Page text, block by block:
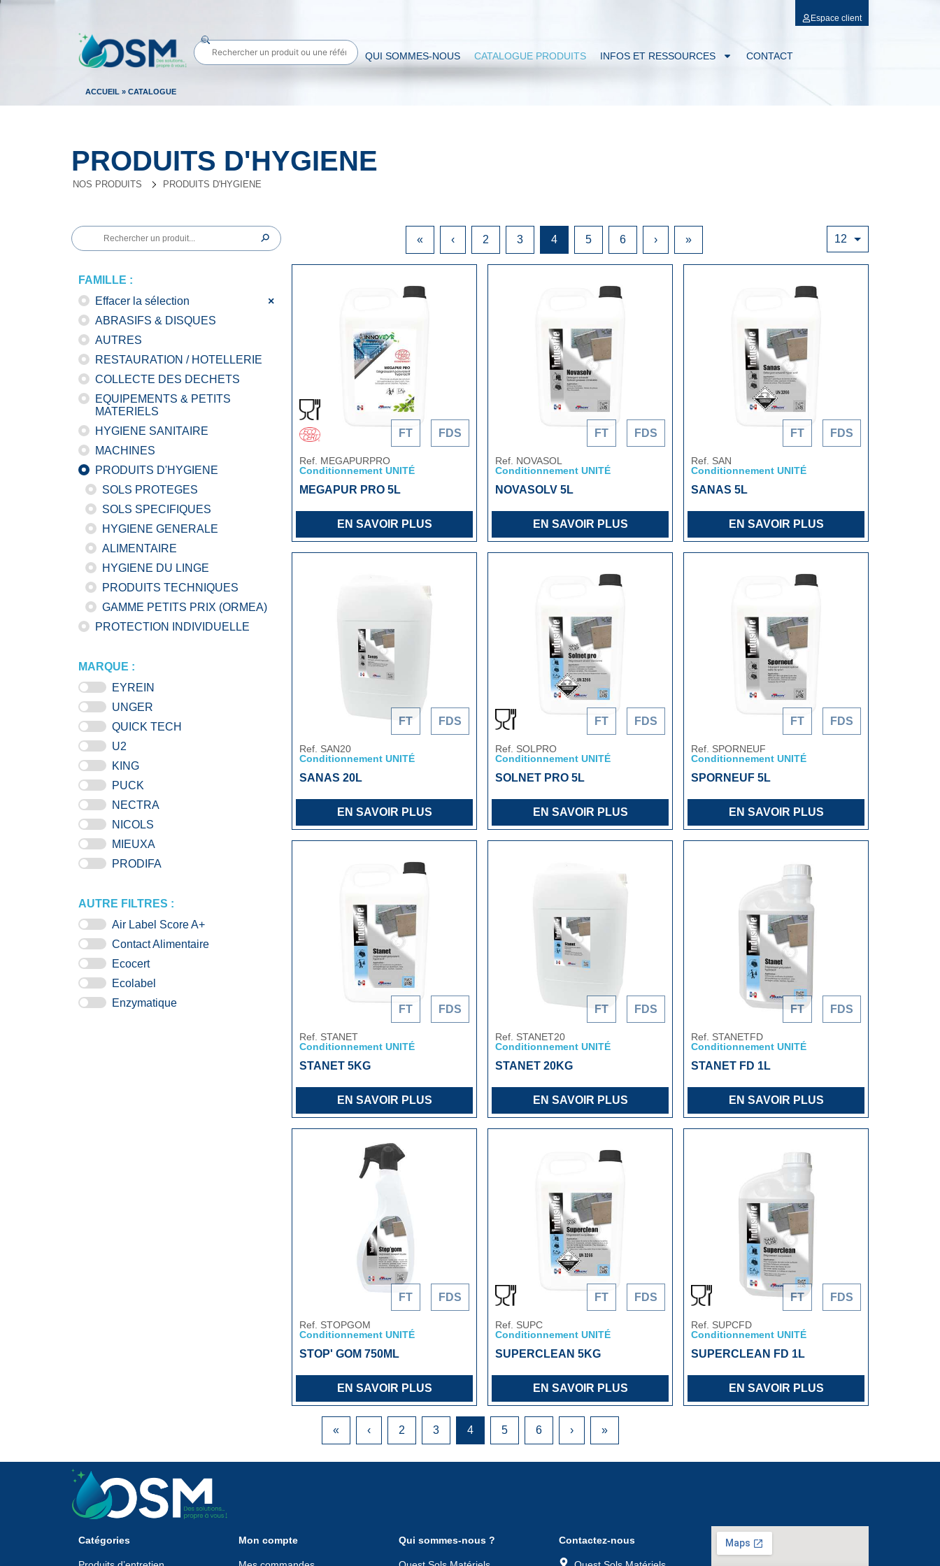
Espace client
QUI SOMMES-NOUS CATALOGUE PRODUITS INFOS ET RESSOURCES CONTACT
ACCUEIL » CATALOGUE
PRODUITS D'HYGIENE
NOS PRODUITS PRODUITS D'HYGIENE
⚲ « ‹ 2 3 4 5 6 › » 12
FAMILLE :
Effacer la sélection
×
ABRASIFS & DISQUES
AUTRES
RESTAURATION / HOTELLERIE
COLLECTE DES DECHETS
EQUIPEMENTS & PETITS
MATERIELS
HYGIENE SANITAIRE
MACHINES
PRODUITS D'HYGIENE
SOLS PROTEGES
SOLS SPECIFIQUES
HYGIENE GENERALE
ALIMENTAIRE
HYGIENE DU LINGE
PRODUITS TECHNIQUES
GAMME PETITS PRIX (ORMEA)
PROTECTION INDIVIDUELLE
MARQUE :
EYREIN
UNGER
QUICK TECH
U2
KING
PUCK
NECTRA
NICOLS
MIEUXA
PRODIFA
AUTRE FILTRES :
Air Label Score A+
Contact Alimentaire
Ecocert
Ecolabel
Enzymatique
FT FDS
Ref. MEGAPURPRO
Conditionnement UNITÉ
MEGAPUR PRO 5L
EN SAVOIR PLUS
FT FDS
Ref. NOVASOL
Conditionnement UNITÉ
NOVASOLV 5L
EN SAVOIR PLUS
FT FDS
Ref. SAN
Conditionnement UNITÉ
SANAS 5L
EN SAVOIR PLUS
FT FDS
Ref. SAN20
Conditionnement UNITÉ
SANAS 20L
EN SAVOIR PLUS
FT FDS
Ref. SOLPRO
Conditionnement UNITÉ
SOLNET PRO 5L
EN SAVOIR PLUS
FT FDS
Ref. SPORNEUF
Conditionnement UNITÉ
SPORNEUF 5L
EN SAVOIR PLUS
FT FDS
Ref. STANET
Conditionnement UNITÉ
STANET 5KG
EN SAVOIR PLUS
FT FDS
Ref. STANET20
Conditionnement UNITÉ
STANET 20KG
EN SAVOIR PLUS
FT FDS
Ref. STANETFD
Conditionnement UNITÉ
STANET FD 1L
EN SAVOIR PLUS
FT FDS
Ref. STOPGOM
Conditionnement UNITÉ
STOP' GOM 750ML
EN SAVOIR PLUS
FT FDS
Ref. SUPC
Conditionnement UNITÉ
SUPERCLEAN 5KG
EN SAVOIR PLUS
FT FDS
Ref. SUPCFD
Conditionnement UNITÉ
SUPERCLEAN FD 1L
EN SAVOIR PLUS
« ‹ 2 3 4 5 6 › »
Catégories Mon compte Qui sommes-nous ? Contactez-nous